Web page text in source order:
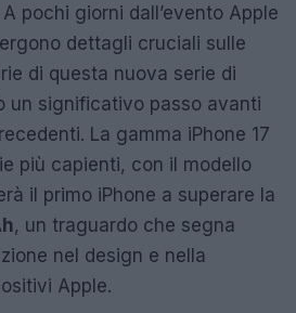
pochi giorni dall’evento Apple
dettagli cruciali sulle
di questa nuova serie di
un significativo passo avanti
La gamma iPhone 17
più capienti, con il modello
il primo iPhone a superare la
, un traguardo che segna
nel design e nella
Apple.